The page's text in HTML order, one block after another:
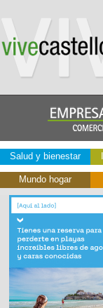
Salud y bienestar
Mundo hogar